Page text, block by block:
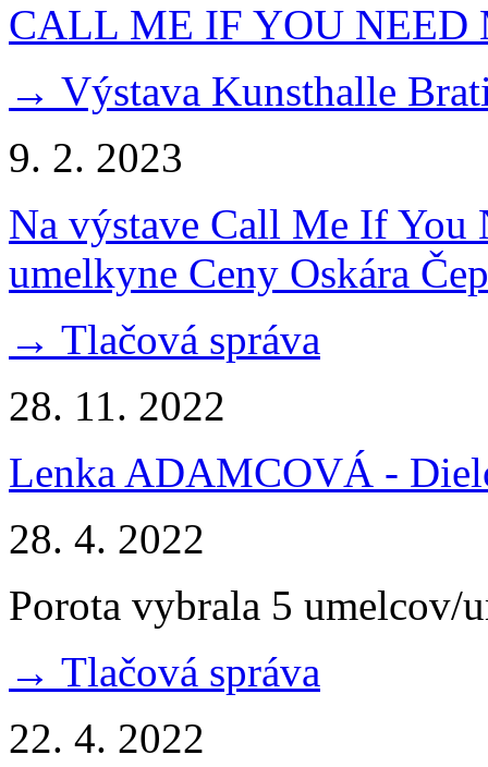
CALL ME IF YOU NEED
→ Výstava Kunsthalle
9. 2. 2023
Na výstave Call Me If You
umelkyne Ceny Oskára
→ Tlačová správa
28. 11. 2022
Lenka ADAMCOVÁ -
28. 4. 2022
Porota vybrala 5 umelcov/
→ Tlačová správa
22. 4. 2022